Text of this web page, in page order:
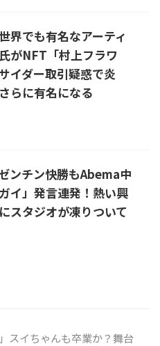
界でも有名なアーティ
がNFT「村上フラワ
イダー取引疑惑で炎
らに有名になる
ンチン快勝もAbema中
イ」発言連発！熱い興
スタジオが凍りついて
スイちゃんも卒業か？舞台